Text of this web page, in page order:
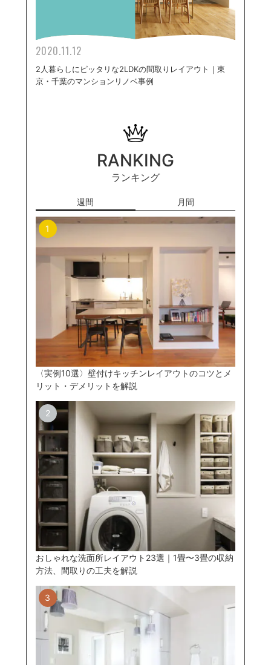
2020.11.12
2人暮らしにピッタリな2LDKの間取りレイアウト｜東
京・千葉のマンションリノベ事例
RANKING
ランキング
週間 月間
〈実例10選〉壁付けキッチンレイアウトのコツとメ
リット・デメリットを解説
おしゃれな洗面所レイアウト23選｜1畳〜3畳の収納
方法、間取りの工夫を解説